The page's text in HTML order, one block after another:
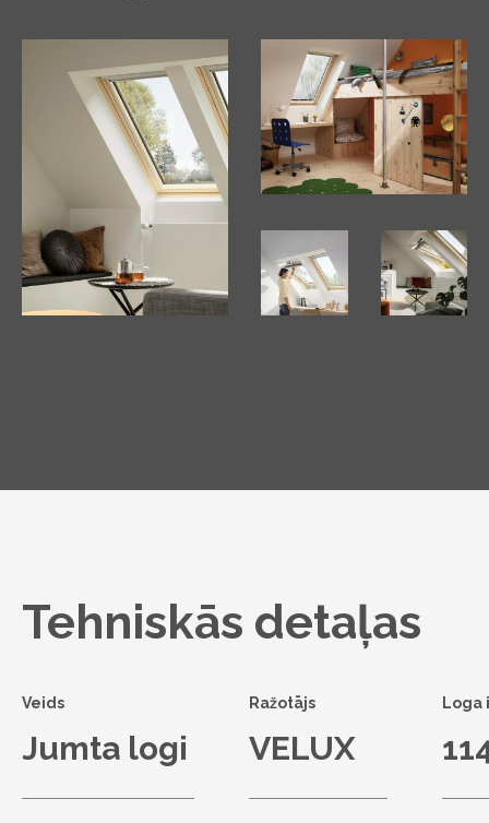
Tehniskās detaļas
Veids
Jumta logi
Ražotājs
VELUX
Loga